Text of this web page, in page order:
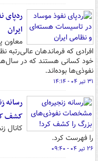
ردپای
ایران
معاون
افرادی که فرماندهان عالی‌رتبه
خود کسانی هستند که در
نفوذی‌ها بوده‌اند.
۳۱ تیر ۰۴ - ۱۴:۱۴
رسانه
کشف
کانال
را فهرست کرد.
۲۶ تیر ۰۴ - ۰۹:۴۰